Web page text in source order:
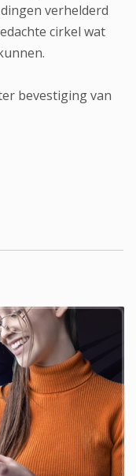
verhelderd
cirkel wat
bevestiging van